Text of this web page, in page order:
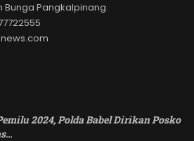
Bunga Pangkalpinang.
2024, Polda Babel Dirikan Posko
…